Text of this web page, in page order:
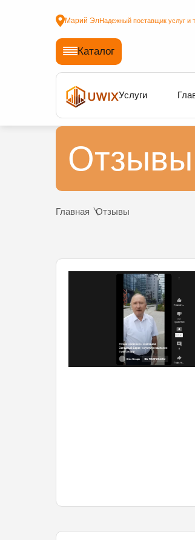
Марий ЭлНадежный поставщик услуг и
Каталог
Услуги
Отзывы
Главная Отзывы